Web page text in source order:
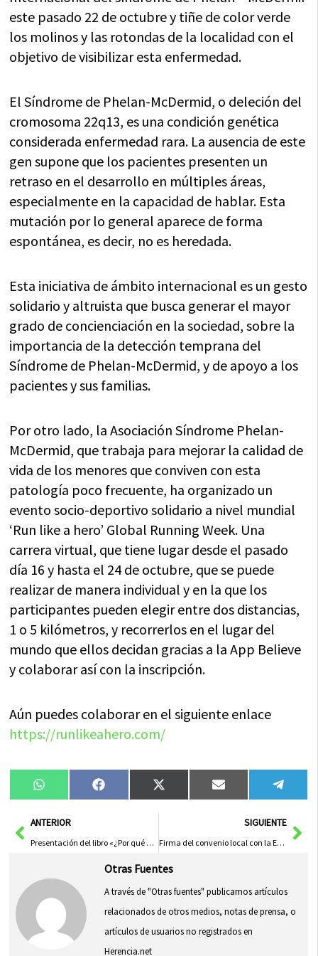
este pasado 22 de octubre y tiñe de color verde
los molinos y las rotondas de la localidad con el
objetivo de visibilizar esta enfermedad.
El Síndrome de Phelan-McDermid, o deleción del
cromosoma 22q13, es una condición genética
considerada enfermedad rara. La ausencia de este
gen supone que los pacientes presenten un
retraso en el desarrollo en múltiples áreas,
especialmente en la capacidad de hablar. Esta
mutación por lo general aparece de forma
espontánea, es decir, no es heredada.
Esta iniciativa de ámbito internacional es un gesto
solidario y altruista que busca generar el mayor
grado de concienciación en la sociedad, sobre la
importancia de la detección temprana del
Síndrome de Phelan-McDermid, y de apoyo a los
pacientes y sus familias.
Por otro lado, la Asociación Síndrome Phelan-
McDermid, que trabaja para mejorar la calidad de
vida de los menores que conviven con esta
patología poco frecuente, ha organizado un
evento socio-deportivo solidario a nivel mundial
‘Run like a hero’ Global Running Week. Una
carrera virtual, que tiene lugar desde el pasado
día 16 y hasta el 24 de octubre, que se puede
realizar de manera individual y en la que los
participantes pueden elegir entre dos distancias,
1 o 5 kilómetros, y recorrerlos en el lugar del
mundo que ellos decidan gracias a la App Believe
y colaborar así con la inscripción.
Aún puedes colaborar en el siguiente enlace
https://runlikeahero.com/
Compartir
en
WhatsAppCompartir
en
FacebookCompartir
en
X
(Twitter)
Compartir
en
Email
en
AntANTERIOR
Presentación del libro «¿Por qué yo? Cuando el cáncer te enseña a vivir» este sábado
SIGUIENTE
Firma del convenio local con la Escuela Municipal de Música de Herencia
Otras Fuentes
A través de "Otras fuentes" publicamos artículos
relacionados de otros medios, notas de prensa, o
artículos de usuarios no registrados en
Herencia.net